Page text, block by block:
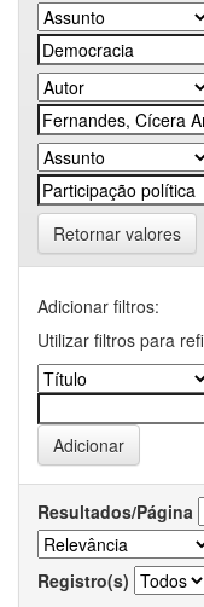
Retornar valores
Adicionar filtros:
Utilizar filtros para
Resultados/Página
Registro(s)